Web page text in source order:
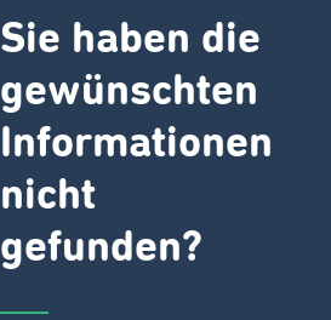
Sie haben die
gewünschten
Informationen
nicht
gefunden?